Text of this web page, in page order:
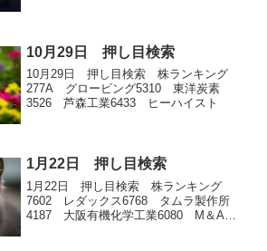
10月29日 押し目検索
10月29日 押し目検索 株ランキング
277A グロービング5310 東洋炭素
3526 芦森工業6433 ヒーハイスト
1月22日 押し目検索
1月22日 押し目検索 株ランキング
7602 レダックス6768 タムラ製作所
4187 大阪有機化学工業6080 M＆Aキ